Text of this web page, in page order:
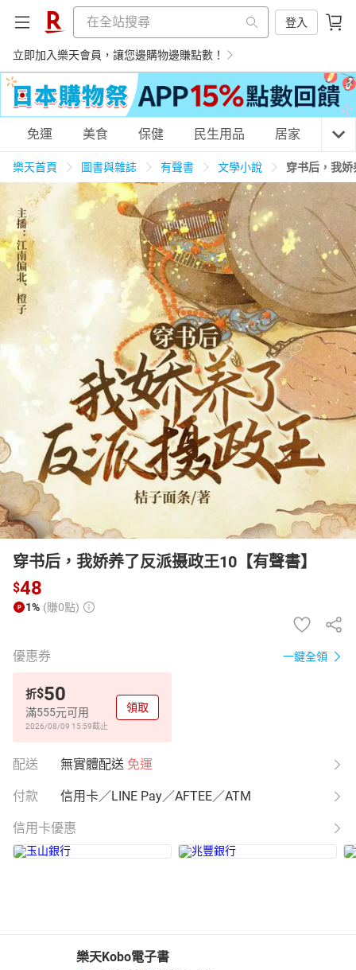
登入
立即加入樂天會員，讓您邊購物邊賺點數！
購物網分類
天天免運 美食蛋糕 養生保健 民生用品
3C家電 運動休閒 親子玩具
女裝 男裝 化妝保養 情趣用品
電子/紙本書
HOT
免運 美食 保健 民生用品 居家 3C
樂天首頁 圖書與雜誌 有聲書 文學小說 穿书后，我
穿书后，我娇养了反派摄政王10【有聲書】
$48
1% (賺0點)
優惠券 一鍵全領
折$50
滿555元可用
2026/08/09 15:59截止
領取
配送 無實體配送 免運
付款 信用卡／LINE Pay／AFTEE／ATM
信用卡優惠
樂天Kobo電子書